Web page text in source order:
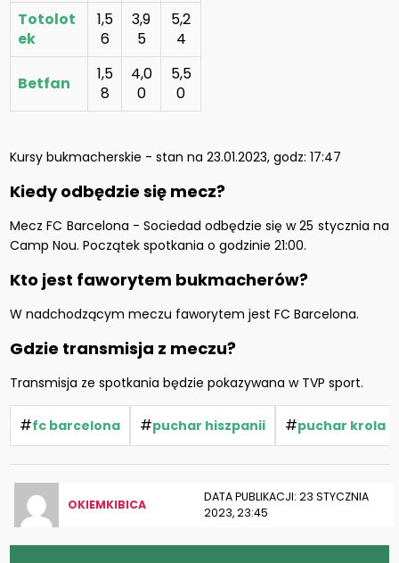
Totolot
ek
1,5
6
3,9
5
5,2
4
Betfan
1,5
8
4,0
0
5,5
0
Kursy bukmacherskie - stan na 23.01.2023, godz: 17:47
Kiedy odbędzie się mecz?
Mecz FC Barcelona - Sociedad odbędzie się w 25 stycznia na
Camp Nou. Początek spotkania o godzinie 21:00.
Kto jest faworytem bukmacherów?
W nadchodzącym meczu faworytem jest FC Barcelona.
Gdzie transmisja z meczu?
Transmisja ze spotkania będzie pokazywana w TVP sport.
#fc barcelona #puchar hiszpanii #puchar krola
OKIEMKIBICA
DATA PUBLIKACJI: 23 STYCZNIA
2023, 23:45